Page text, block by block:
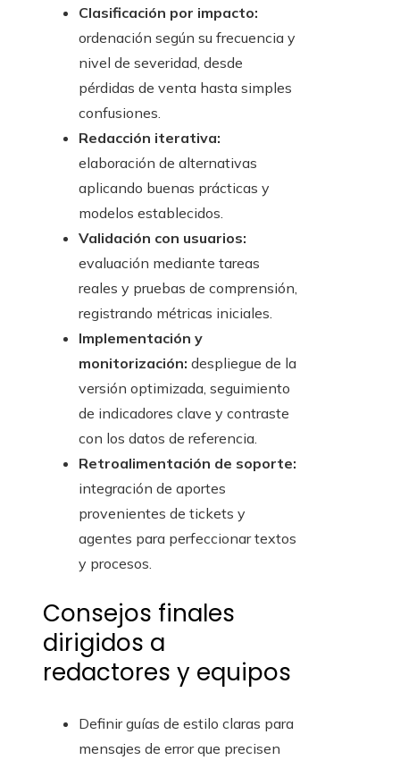
Clasificación por impacto:
ordenación según su frecuencia y
nivel de severidad, desde
pérdidas de venta hasta simples
confusiones.
Redacción iterativa:
elaboración de alternativas
aplicando buenas prácticas y
modelos establecidos.
Validación con usuarios:
evaluación mediante tareas
reales y pruebas de comprensión,
registrando métricas iniciales.
Implementación y
monitorización: despliegue de la
versión optimizada, seguimiento
de indicadores clave y contraste
con los datos de referencia.
Retroalimentación de soporte:
integración de aportes
provenientes de tickets y
agentes para perfeccionar textos
y procesos.
Consejos finales
dirigidos a
redactores y equipos
Definir guías de estilo claras para
mensajes de error que precisen